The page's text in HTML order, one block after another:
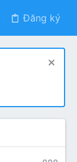
Đăng ký